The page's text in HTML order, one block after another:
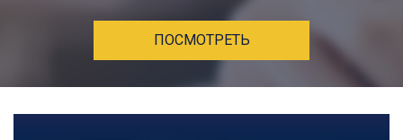
ПОСМОТРЕТЬ